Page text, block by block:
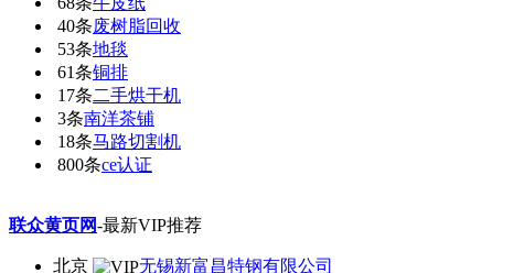
40条废树脂回收
53条地毯
61条铜排
17条二手烘干机
3条南洋茶铺
18条马路切割机
800条ce认证
联众黄页网-最新VIP推荐
北京
无锡新富昌特钢有限公司